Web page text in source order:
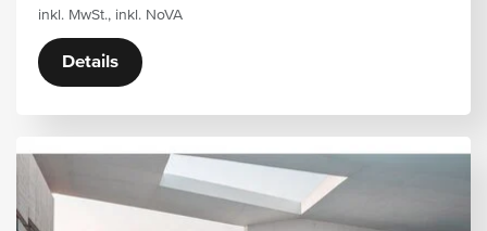
inkl. MwSt., inkl. NoVA
Details